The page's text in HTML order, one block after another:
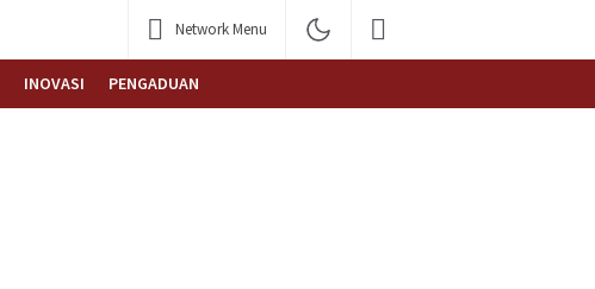
Network Menu
INOVASI PENGADUAN